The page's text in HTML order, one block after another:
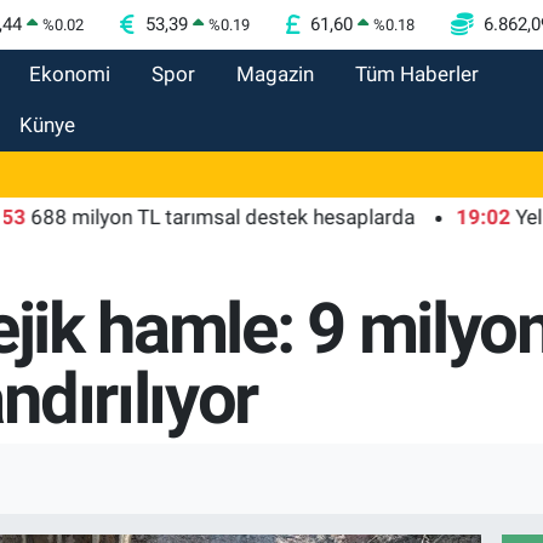
%0.02 53,39 %0.19 61,60 %0.18
Ekonomi Spor Magazin Tüm Haberler
Künye
milyon TL tarımsal destek hesaplarda 19:02
hamle: 9